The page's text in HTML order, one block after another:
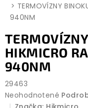
TERMOVÍZNY
940NM
HIKMICRO
940NM
29463
Priemerné
Neohodnotené